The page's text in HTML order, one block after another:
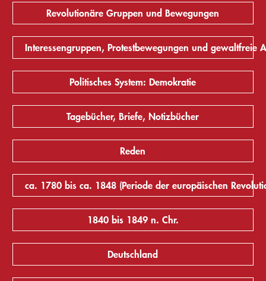
Revolutionäre Gruppen und Bewegungen
Interessengruppen, Protestbewegungen und gewaltfreie
Politisches System: Demokratie
Tagebücher, Briefe, Notizbücher
Reden
ca. 1780 bis ca. 1848 (Periode der europäischen
1840 bis 1849 n. Chr.
Deutschland